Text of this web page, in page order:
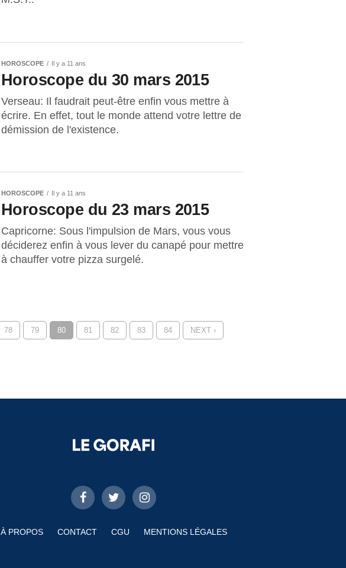
HOROSCOPE Il y a 11 ans
Horoscope du 30 mars 2015
Verseau: Il faudrait peut-être enfin vous mettre à
écrire. En effet, tout le monde attend votre lettre de
démission de l'existence.
HOROSCOPE Il y a 11 ans
Horoscope du 23 mars 2015
Capricorne: Sous l'impulsion de Mars, vous vous
déciderez enfin à vous lever du canapé pour mettre
à chauffer votre pizza surgelé.
78 79 80 81 82 83 84 NEXT ›
À PROPOS CONTACT CGU MENTIONS LÉGALES